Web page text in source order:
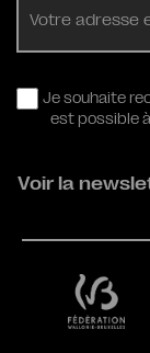
Je souhaite
est possible
Voir la